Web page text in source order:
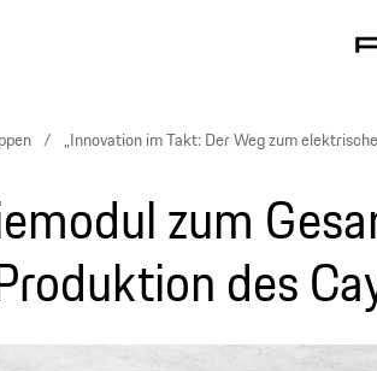
„Innovation im Takt: Der Weg zum
zum
des